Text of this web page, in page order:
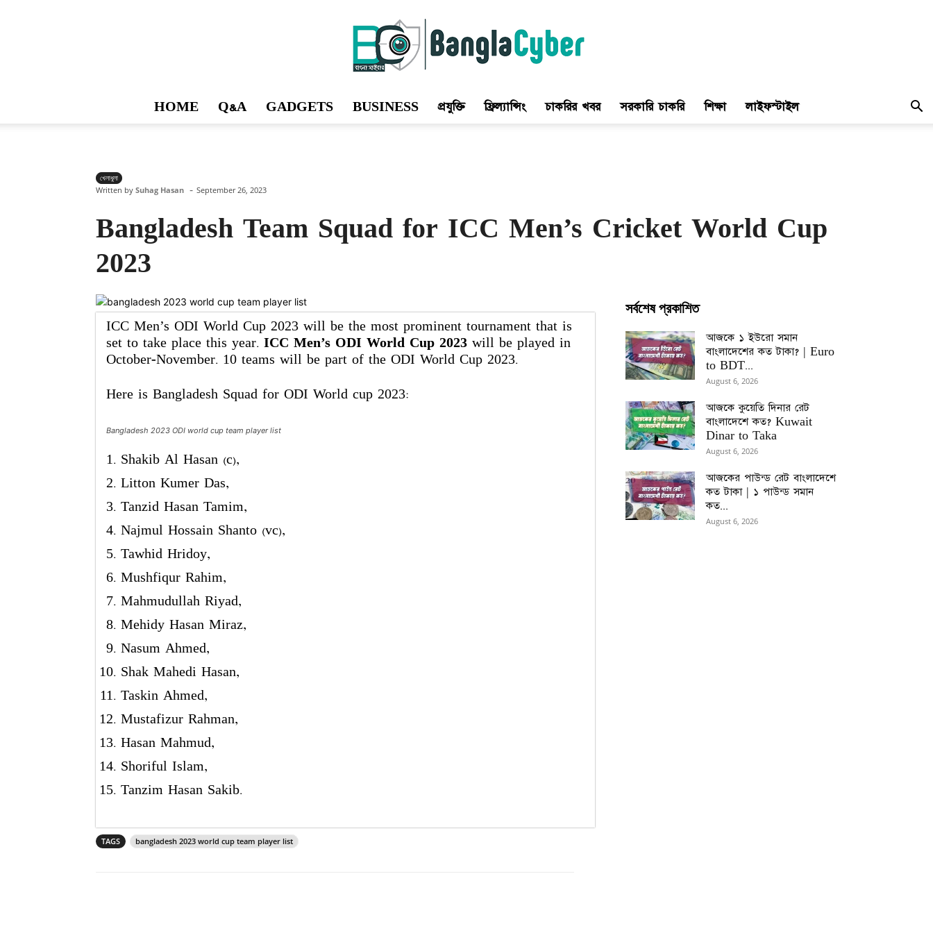
HOME Q&A GADGETS BUSINESS প্রযুক্তি ফ্রিল্যান্সিং চাকরির খবর সরকারি চাকরি শিক্ষা লাইফস্টাইল
খেলাধুলা
Written by Suhag Hasan - September 26, 2023
Bangladesh Team Squad for ICC Men’s Cricket World Cup
2023
ICC Men’s ODI World Cup 2023 will be the most prominent tournament that is
set to take place this year. ICC Men’s ODI World Cup 2023 will be played in
October-November. 10 teams will be part of the ODI World Cup 2023.
Here is Bangladesh Squad for ODI World cup 2023:
Bangladesh 2023 ODI world cup team player list
Shakib Al Hasan (c),
Litton Kumer Das,
Tanzid Hasan Tamim,
Najmul Hossain Shanto (vc),
Tawhid Hridoy,
Mushfiqur Rahim,
Mahmudullah Riyad,
Mehidy Hasan Miraz,
Nasum Ahmed,
Shak Mahedi Hasan,
Taskin Ahmed,
Mustafizur Rahman,
Hasan Mahmud,
Shoriful Islam,
Tanzim Hasan Sakib.
TAGS bangladesh 2023 world cup team player list
সর্বশেষ প্রকাশিত
আজকে ১ ইউরো সমান
বাংলাদেশের কত টাকা? | Euro
to BDT...
August 6, 2026
আজকে কুয়েতি দিনার রেট
বাংলাদেশে কত? Kuwait
Dinar to Taka
August 6, 2026
আজকের পাউন্ড রেট বাংলাদেশে
কত টাকা | ১ পাউন্ড সমান
কত...
August 6, 2026